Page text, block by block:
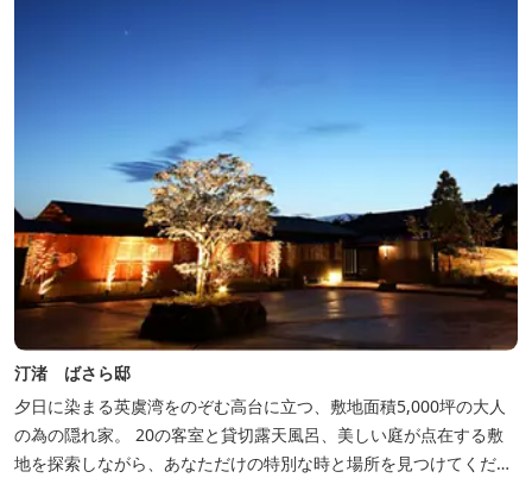
汀渚 ばさら邸
夕日に染まる英虞湾をのぞむ高台に立つ、敷地面積5,000坪の大人
の為の隠れ家。 20の客室と貸切露天風呂、美しい庭が点在する敷
地を探索しながら、あなただけの特別な時と場所を見つけてくださ